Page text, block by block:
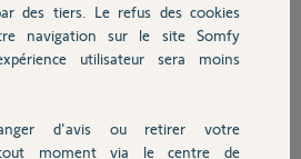
au fil de discussion
des tiers. Le refus des cookies
navigation sur le site Somfy
utilisateur sera moins
d'avis ou retirer votre
moment via le centre de